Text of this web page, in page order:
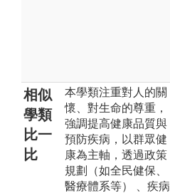
相似
學類
比一
比
本學類注重對人的關
懷、對生命的尊重，
強調提高健康品質與
預防疾病，以群眾健
康為主軸，透過政策
規劃（如全民健保、
醫療體系等） 、疾病